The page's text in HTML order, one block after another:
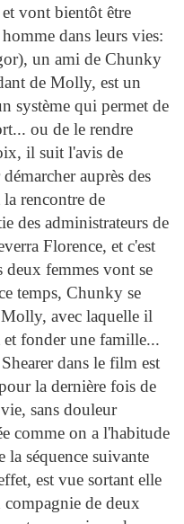
vont bientôt être
dans leurs vies:
un ami de Chunky
de Molly, est un
système qui permet de
ou de le rendre
il suit l'avis de
auprès des
rencontre de
des administrateurs de
Florence, et c'est
deux femmes vont se
temps, Chunky se
Molly, avec laquelle il
fonder une famille...
dans le film est
la dernière fois de
sans douleur
comme on a l'habitude
séquence suivante
est vue sortant elle
de deux